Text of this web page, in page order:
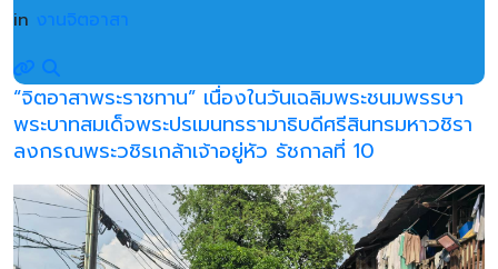
in งานจิตอาสา
“จิตอาสาพระราชทาน” เนื่องในวันเฉลิมพระชนมพรรษา
พระบาทสมเด็จพระปรเมนทรรามาธิบดีศรีสินทรมหาวชิรา
ลงกรณพระวชิรเกล้าเจ้าอยู่หัว รัชกาลที่ 10